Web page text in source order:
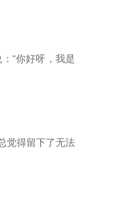
“你好呀，我是
觉得留下了无法